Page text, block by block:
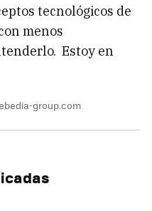
tecnológicos de
menos
Estoy en
group.com